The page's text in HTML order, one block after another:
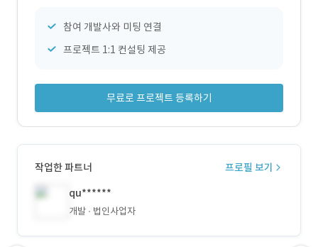
참여 개발사와 미팅 연결
프로젝트 1:1 컨설팅 제공
무료로 프로젝트 등록하기
작업한 파트너
프로필 보기
qu******
개발 법인사업자